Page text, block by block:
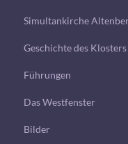
Simultankirche
Geschichte des
Führungen
Das Westfenster
Bilder